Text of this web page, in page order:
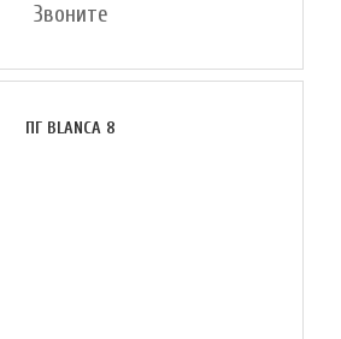
Звоните
ПГ BLANCA 8